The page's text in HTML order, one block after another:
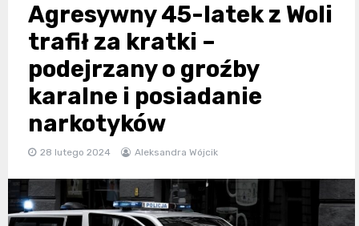
Agresywny 45-latek z Woli
trafił za kratki –
podejrzany o groźby
karalne i posiadanie
narkotyków
28 lutego 2024 Aleksandra Wójcik